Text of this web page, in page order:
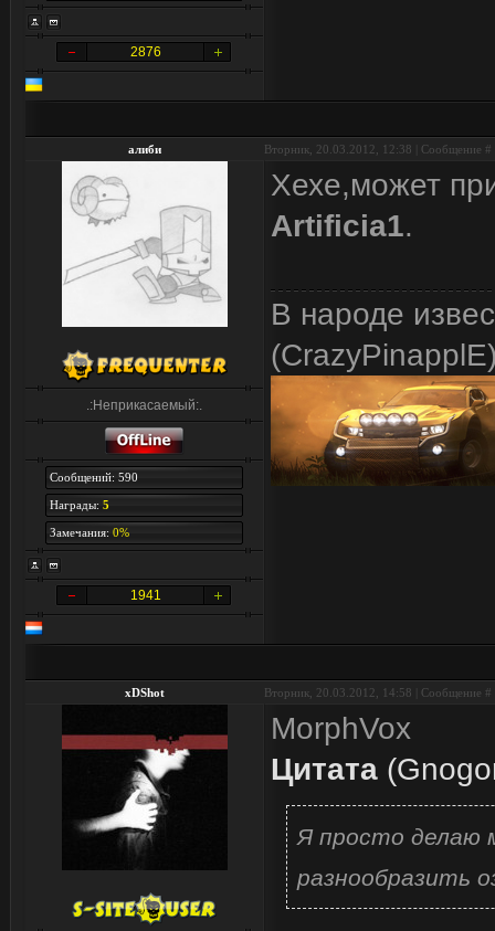
2876
алиби Вторник, 20.03.2012, 12:38 | Сообщение #
.:Неприкасаемый:.
Сообщений: 590
Награды: 5
Замечания: 0%
1941
Хехе,может
Artificia1.
В народе
xDShot Вторник, 20.03.2012, 14:58 | Сообщение #
MorphVox
Цитата (
Я просто делаю
разнообразить